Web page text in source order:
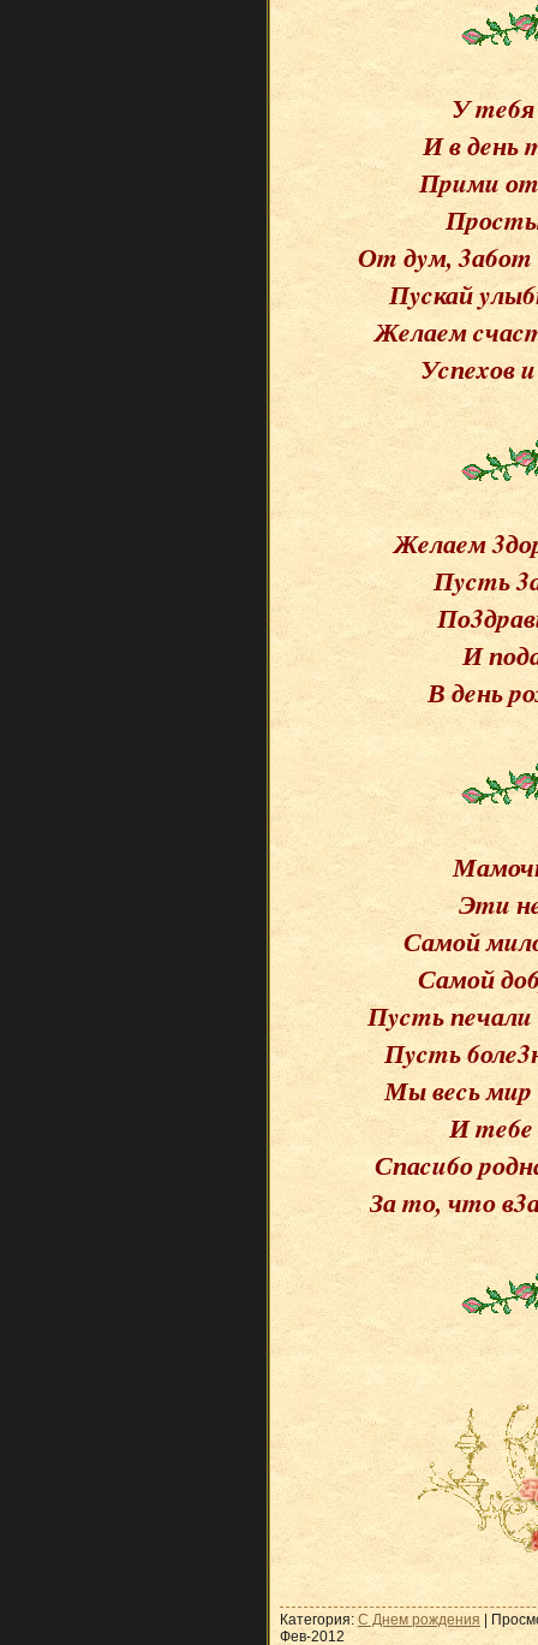
У
И в дeнь
Пpuмu
Оm дyм, 3а6оm
Пycкай
Жeлаeм
Уcпexов
Жeлаeм
Пycmь
И
В дeнь
Эmu
Самой
Самой
Пycmь пeчалu
Пycmь
Мы вecь мup
И
Спаcu6о
За mо, чmо
Категория: С Днем рождения |
Фев-2012